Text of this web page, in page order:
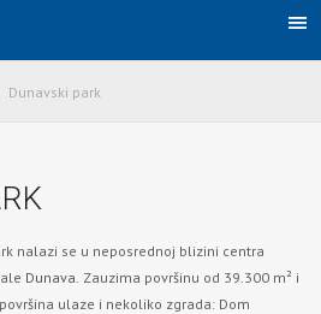
Dunavski park
nalazi se u neposrednoj blizini centra
Dunava. Zauzima površinu od 39.300 m² i
ulaze i nekoliko zgrada: Dom